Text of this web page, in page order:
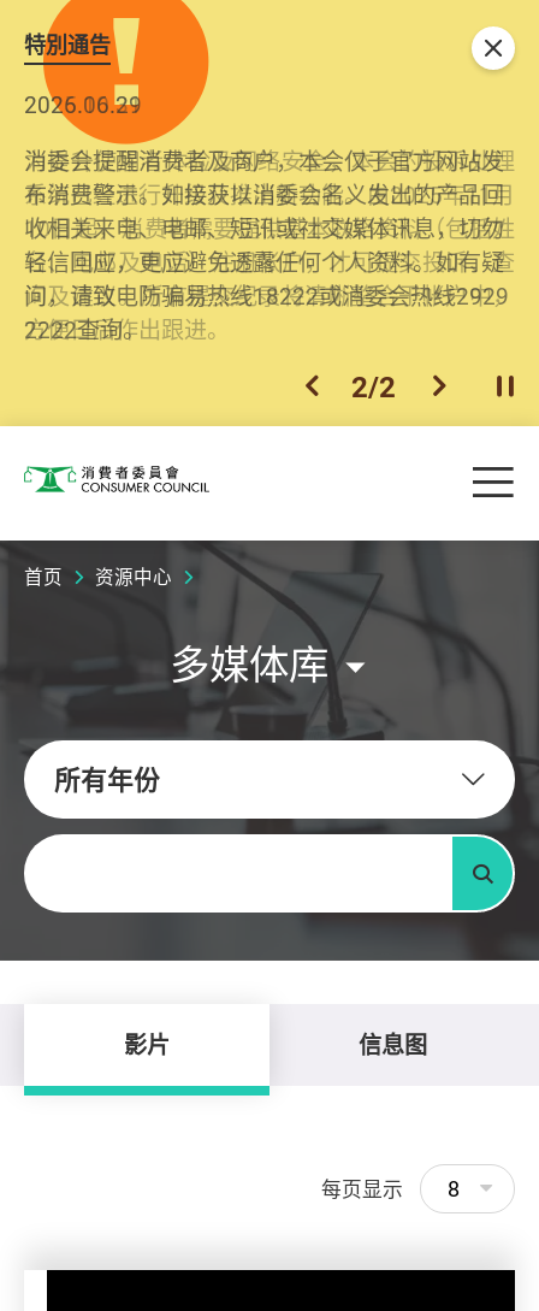
特別通告
2026.06.29
消委会提醒消费者及商户，本会仅于官方网站发
布消费警示。如接获以消委会名义发出的产品回
收相关来电、电邮、短讯或社交媒体讯息，切勿
轻信回应，更应避免透露任何个人资料。如有疑
问，请致电防骗易热线18222或消委会热线2929
2222查询。
2025.10.31
为提升使用者体验及网络安全，本会的投诉处理
系统已经进行升级及推出新功能。由2025年11月
10日起，消费者需要提供基本联络资料（包括姓
名、电邮及电话）注册帐户，才可提交投诉、查
询及建议。所有提交纪录将清晰整合于帐户中，
方便日后作出跟进。
上一个
2/2 下一个开
关闭
消费者委员会 目
首页 资源中心
多媒体库
所有年份
关键字
搜寻
影片 信息图
每页显示 8